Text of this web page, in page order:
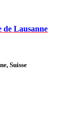
Suisse